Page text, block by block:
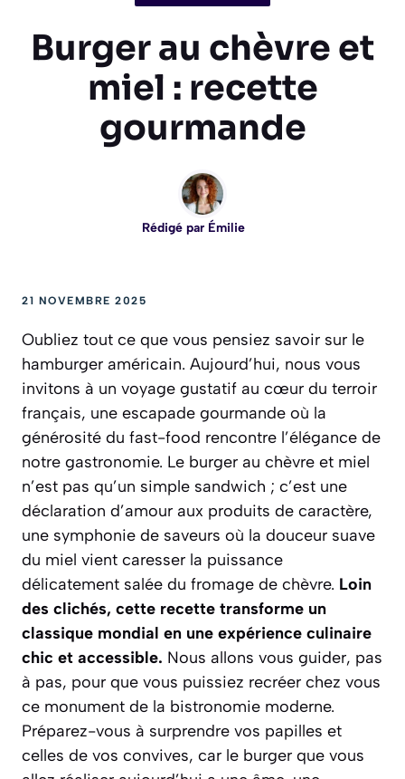
Burger au chèvre et
miel : recette
gourmande
Rédigé par Émilie
21 NOVEMBRE 2025
Oubliez tout ce que vous pensiez savoir sur le
hamburger américain. Aujourd’hui, nous vous
invitons à un voyage gustatif au cœur du terroir
français, une escapade gourmande où la
générosité du fast-food rencontre l’élégance de
notre gastronomie. Le burger au chèvre et miel
n’est pas qu’un simple sandwich ; c’est une
déclaration d’amour aux produits de caractère,
une symphonie de saveurs où la douceur suave
du miel vient caresser la puissance
délicatement salée du fromage de chèvre. Loin
des clichés, cette recette transforme un
classique mondial en une expérience culinaire
chic et accessible. Nous allons vous guider, pas
à pas, pour que vous puissiez recréer chez vous
ce monument de la bistronomie moderne.
Préparez-vous à surprendre vos papilles et
celles de vos convives, car le burger que vous